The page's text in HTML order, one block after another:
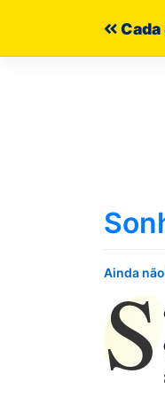
Cada
Ainda
S